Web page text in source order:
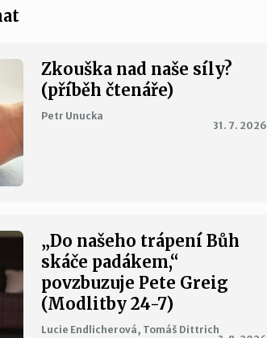
Zkouška nad naše síly?
(příběh čtenáře)
Petr Unucka
31. 7. 2026
„Do našeho trápení Bůh
skáče padákem,“
povzbuzuje Pete Greig
(Modlitby 24-7)
Lucie Endlicherová, Tomáš Dittrich